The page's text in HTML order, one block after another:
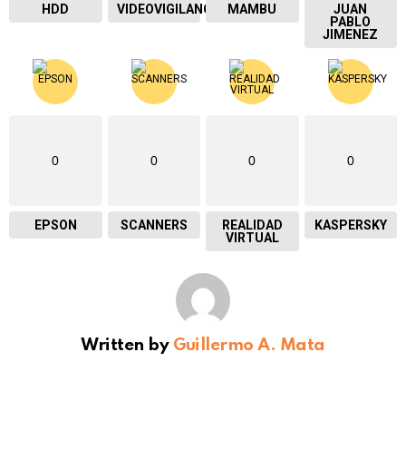
HDD VIDEOVIGILANCIA MAMBU
JUAN
PABLO
JIMENEZ
0
EPSON
0
SCANNERS
0
REALIDAD
VIRTUAL
0
KASPERSKY
Written by Guillermo A. Mata